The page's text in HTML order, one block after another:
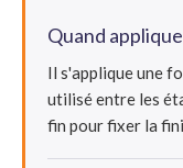
Quand
Il s'applique une
utilisé entre les
fin pour fixer la